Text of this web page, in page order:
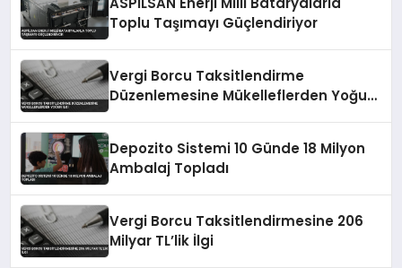
Toplu Taşımayı Güçlendiriyor
Vergi Borcu Taksitlendirme
Düzenlemesine Mükelleflerden Yoğun
Depozito Sistemi 10 Günde 18 Milyon
Ambalaj Topladı
Vergi Borcu Taksitlendirmesine 206
Milyar TL’lik İlgi